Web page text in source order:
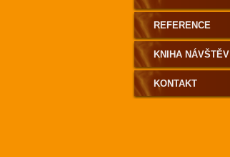
REFERENCE
KNIHA NÁVŠTĚV
KONTAKT